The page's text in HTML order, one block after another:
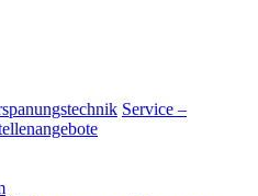
Service –